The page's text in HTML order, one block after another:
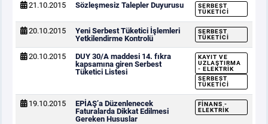
21.10.2015 Sözleşmesiz Talepler Duyurusu
SERBEST
TÜKETICI
20.10.2015
Yeni Serbest Tüketici İşlemleri
Yetkilendirme Kontrolü
SERBEST
TÜKETICI
20.10.2015
DUY 30/A maddesi 14. fıkra
kapsamına giren Serbest
Tüketici Listesi
KAYIT VE
UZLAŞTIRMA
- ELEKTRIK
SERBEST
TÜKETICI
19.10.2015
EPİAŞ’a Düzenlenecek
Faturalarda Dikkat Edilmesi
Gereken Hususlar
FINANS -
ELEKTRIK